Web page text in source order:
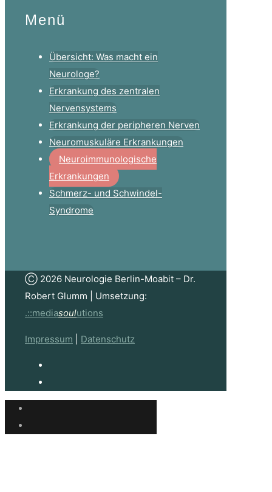
Menü
Übersicht: Was macht ein
Neurologe?
Erkrankung des zentralen
Nervensystems
Erkrankung der peripheren Nerven
Neuromuskuläre Erkrankungen
Neuroimmunologische
Erkrankungen
Schmerz- und Schwindel-
Syndrome
Ⓒ 2026 Neurologie Berlin-Moabit – Dr.
Robert Glumm | Umsetzung:
.::mediasoulutions
Impressum Datenschutz